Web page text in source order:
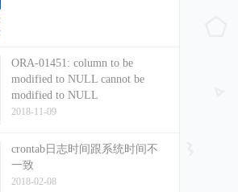
ORA-01451: column to be
modified to NULL cannot be
modified to NULL
2018-11-09
crontab日志时间跟系统时间不
一致
2018-02-08